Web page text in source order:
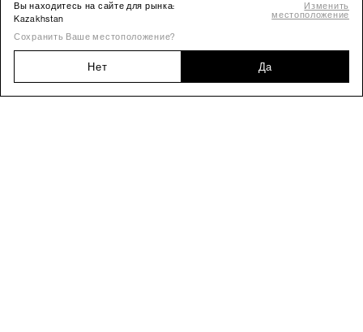
Вы находитесь на сайте для рынка:
Kazakhstan
Изменить
местоположение
Сохранить Ваше местоположение?
Нет Да